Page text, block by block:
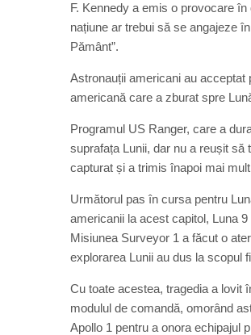
F. Kennedy a emis o provocare
națiune ar trebui să se angajeze
Pământ”.
Astronauții americani au acceptat
americană care a zburat spre
Programul US Ranger, care a
suprafața Lunii, dar nu a reușit să
capturat și a trimis înapoi mai
Următorul pas în cursa pentru
americanii la acest capitol, Luna
Misiunea Surveyor 1 a făcut o
explorarea Lunii au dus la scopul
Cu toate acestea, tragedia a lovit
modulul de comandă, omorând
Apollo 1 pentru a onora echipajul